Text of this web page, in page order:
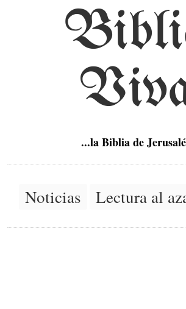
...la Biblia de
Noticias Lectura al